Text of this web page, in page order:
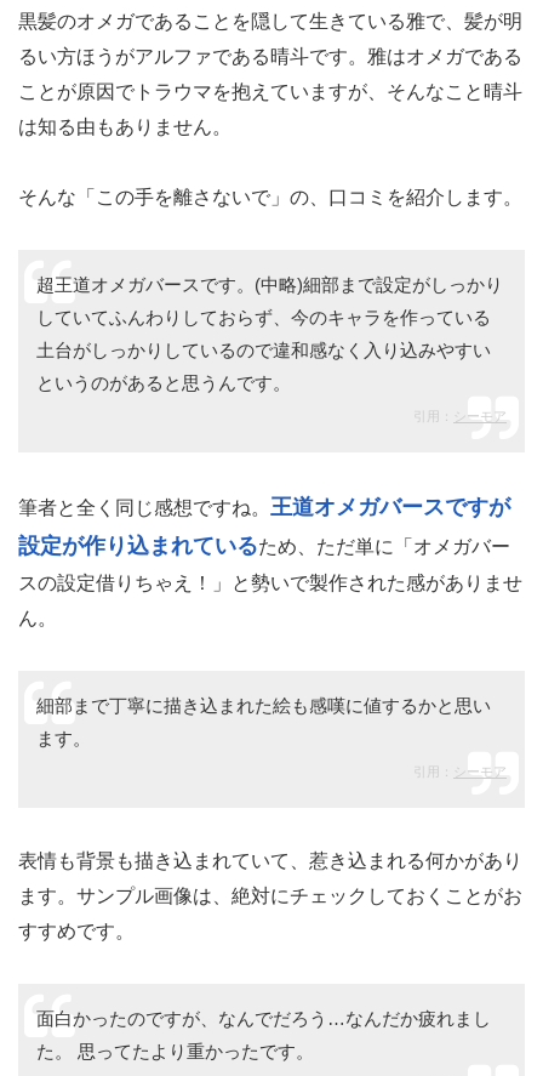
黒髪のオメガであることを隠して生きている雅で、髪が明
るい方ほうがアルファである晴斗です。雅はオメガである
ことが原因でトラウマを抱えていますが、そんなこと晴斗
は知る由もありません。
そんな「この手を離さないで」の、口コミを紹介します。
超王道オメガバースです。(中略)細部まで設定がしっかり
していてふんわりしておらず、今のキャラを作っている
土台がしっかりしているので違和感なく入り込みやすい
というのがあると思うんです。
引用： シーモア
筆者と全く同じ感想ですね。 王道オメガバースですが
設定が作り込まれているため、ただ単に「オメガバー
スの設定借りちゃえ！」と勢いで製作された感がありませ
ん。
細部まで丁寧に描き込まれた絵も感嘆に値するかと思い
ます。
引用： シーモア
表情も背景も描き込まれていて、惹き込まれる何かがあり
ます。サンプル画像は、絶対にチェックしておくことがお
すすめです。
面白かったのですが、なんでだろう…なんだか疲れまし
た。 思ってたより重かったです。